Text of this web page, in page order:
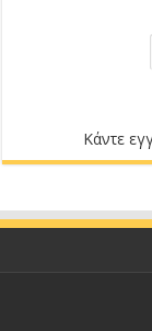
Κάντε